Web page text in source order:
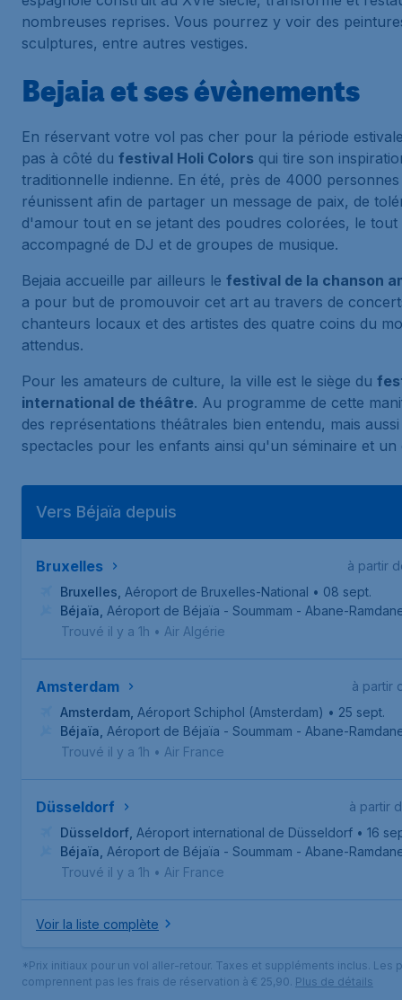
nombreuses reprises. Vous pourrez y voir des
sculptures, entre autres vestiges.
Bejaia et ses évènements
En réservant votre vol pas cher pour la période
pas à côté du festival Holi Colors qui tire son
traditionnelle indienne. En été, près de 4000 personnes
réunissent afin de partager un message de paix, de
d'amour tout en se jetant des poudres colorées, le tout
accompagné de DJ et de groupes de musique.
Bejaia accueille par ailleurs le festival de la chanson
a pour but de promouvoir cet art au travers de
chanteurs locaux et des artistes des quatre coins du
attendus.
Pour les amateurs de culture, la ville est le siège du
international de théâtre. Au programme de cette
des représentations théâtrales bien entendu, mais aussi
spectacles pour les enfants ainsi qu'un séminaire et un
Vers Béjaïa depuis
Bruxelles
à partir
Bruxelles Aéroport de Bruxelles-National • 08 sept.
Béjaïa Aéroport de Béjaïa - Soummam - Abane-
Trouvé il y a 1h • Air Algérie
Amsterdam
à partir
Amsterdam Aéroport Schiphol (Amsterdam) • 25 sept.
Béjaïa Aéroport de Béjaïa - Soummam - Abane-
Trouvé il y a 1h • Air France
Düsseldorf
à partir
Düsseldorf Aéroport international de Düsseldorf • 16
Béjaïa Aéroport de Béjaïa - Soummam - Abane-
Trouvé il y a 1h • Air France
Voir la liste complète
*Prix initiaux pour un vol aller-retour. Taxes et suppléments inclus. Les
comprennent pas les frais de réservation à € 25,90. Plus de détails